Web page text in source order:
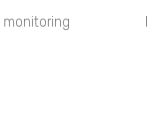
monitoring